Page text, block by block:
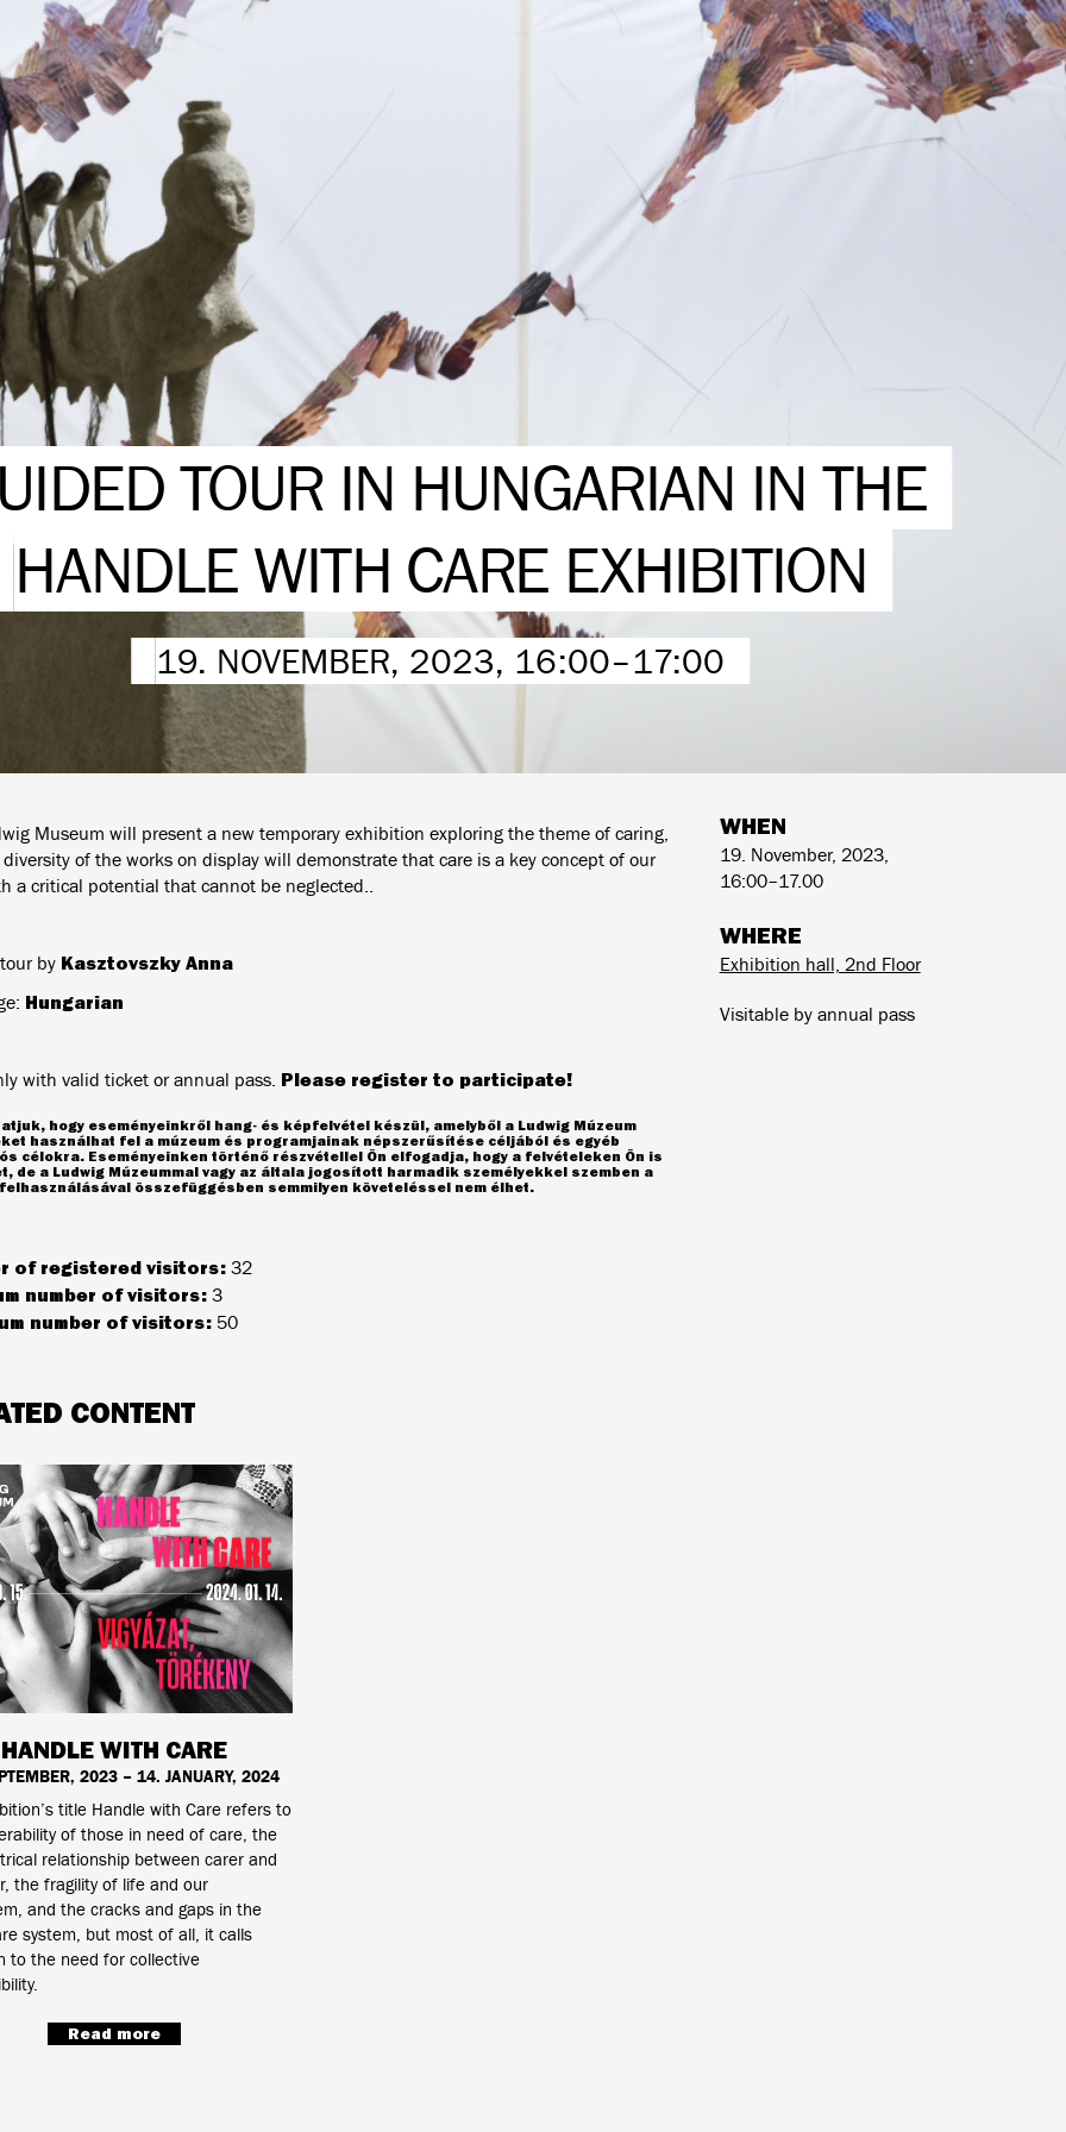
TOUR IN HUNGARIAN IN THE
HANDLE WITH CARE EXHIBITION
19. NOVEMBER, 2023, 16:00–17:00
WHEN
19. November, 2023,
16:00–17.00
WHERE
Exhibition hall, 2nd Floor
Visitable by annual pass
Museum will present a new temporary exhibition exploring the theme of caring,
of the works on display will demonstrate that care is a key concept of our
a critical potential that cannot be neglected..
by Kasztovszky Anna
Hungarian
with valid ticket or annual pass. Please register to participate!
hogy eseményeinkről hang- és képfelvétel készül, amelyből a Ludwig Múzeum
használhat fel a múzeum és programjainak népszerűsítése céljából és egyéb
célokra. Eseményeinken történő részvétellel Ön elfogadja, hogy a felvételeken Ön is
de a Ludwig Múzeummal vagy az általa jogosított harmadik személyekkel szemben a
összefüggésben semmilyen követeléssel nem élhet.
of registered visitors: 32
number of visitors: 3
number of visitors: 50
CONTENT
HANDLE WITH CARE
2023 – 14. JANUARY, 2024
title Handle with Care refers to
of those in need of care, the
relationship between carer and
the fragility of life and our
and the cracks and gaps in the
system, but most of all, it calls
to the need for collective
Read more